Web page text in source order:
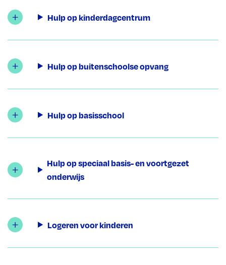
Hulp op kinderdagcentrum
Hulp op buitenschoolse opvang
Hulp op basisschool
Hulp op speciaal basis- en voortgezet
onderwijs
Logeren voor kinderen